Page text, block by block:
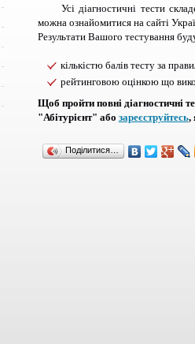
Усі діагностичні тести
можна ознайомитися на сайті
Результати Вашого тестування
кількістю балів тесту за
рейтинговою оцінкою що
Щоб пройти повні діагностичні
"Абітурієнт" або зареєструйтесь,
Поділитися…